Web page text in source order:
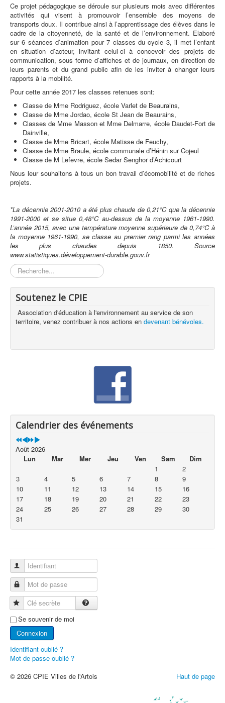
Ce projet pédagogique se déroule sur plusieurs mois avec différentes
activités qui visent à promouvoir l’ensemble des moyens de
transports doux. Il contribue ainsi à l’apprentissage des élèves dans le
cadre de la citoyenneté, de la santé et de l’environnement. Elaboré
sur 6 séances d’animation pour 7 classes du cycle 3, il met l’enfant
en situation d’acteur, invitant celui-ci à concevoir des projets de
communication, sous forme d’affiches et de journaux, en direction de
leurs parents et du grand public afin de les inviter à changer leurs
rapports à la mobilité.
Pour cette année 2017 les classes retenues sont:
Classe de Mme Rodriguez, école Varlet de Beaurains,
Classe de Mme Jordao, école St Jean de Beaurains,
Classes de Mme Masson et Mme Delmarre, école Daudet-Fort de
Dainville,
Classe de Mme Bricart, école Matisse de Feuchy,
Classe de Mme Braule, école communale d’Hénin sur Cojeul
Classe de M Lefevre, école Sedar Senghor d’Achicourt
Nous leur souhaitons à tous un bon travail d’écomobilité et de riches
projets.
*La décennie 2001-2010 a été plus chaude de 0,21°C que la décennie
1991-2000 et se situe 0,48°C au-dessus de la moyenne 1961-1990.
L’année 2015, avec une température moyenne supérieure de 0,74°C à
la moyenne 1961-1990, se classe au premier rang parmi les années
les plus chaudes depuis 1850. Source
www.statistiques.développement-durable.gouv.fr
Rechercher
Soutenez le CPIE
Association d'éducation à l'environnement au service de son
territoire, venez contribuer à nos actions en devenant bénévoles.
Calendrier des événements
Août 2026
Lun
Mar Mer Jeu Ven Sam
Dim
1
2
3
4 5 6 7 8
9
10
11 12 13 14 15
16
17
18 19 20 21 22
23
24
25 26 27 28 29
30
31
Identifiant
Mot de passe
Clé secrète
Se souvenir de moi
Connexion
Identifiant oublié ?
Mot de passe oublié ?
Haut de page
© 2026 CPIE Villes de l'Artois